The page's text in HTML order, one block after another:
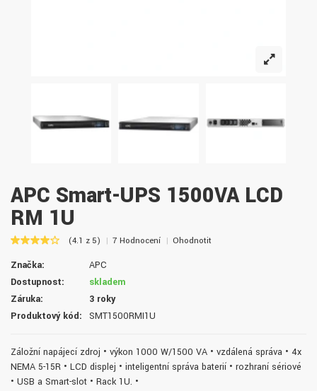
APC Smart-UPS 1500VA LCD
RM 1U
(4.1 z 5) 7 Hodnocení Ohodnotit
Značka:
APC
Dostupnost:
skladem
Záruka:
3 roky
Produktový kód:
SMT1500RMI1U
Záložní napájecí zdroj • výkon 1000 W/1500 VA • vzdálená správa • 4x
NEMA 5-15R • LCD displej • inteligentní správa baterií • rozhraní sériové
• USB a Smart-slot • Rack 1U. •